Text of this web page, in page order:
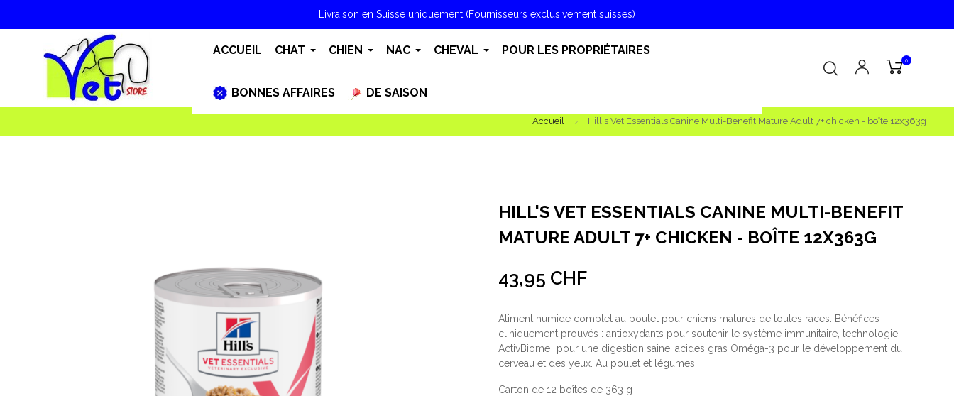
Livraison en Suisse uniquement (Fournisseurs exclusivement suisses)
ACCUEIL CHAT CHIEN NAC CHEVAL POUR LES PROPRIÉTAIRES
BONNES AFFAIRES DE SAISON
0
Accueil Hill's Vet Essentials Canine Multi-Benefit Mature Adult 7+ chicken - boîte 12x363g
HILL'S VET ESSENTIALS CANINE MULTI-BENEFIT
MATURE ADULT 7+ CHICKEN - BOÎTE 12X363G
43,95 CHF
Aliment humide complet au poulet pour chiens matures de toutes races. Bénéfices
cliniquement prouvés : antioxydants pour soutenir le système immunitaire, technologie
ActivBiome+ pour une digestion saine, acides gras Oméga-3 pour le développement du
cerveau et des yeux. Au poulet et légumes.
Carton de 12 boîtes de 363 g